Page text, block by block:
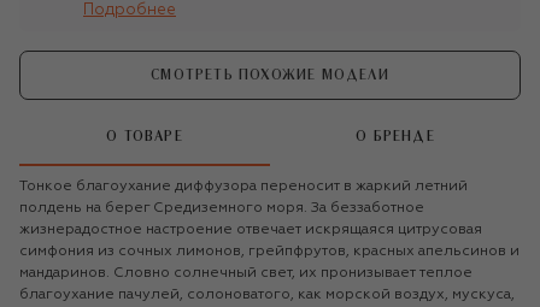
Подробнее
СМОТРЕТЬ ПОХОЖИЕ МОДЕЛИ
О ТОВАРЕ О БРЕНДЕ
Тонкое благоухание диффузора переносит в жаркий летний
полдень на берег Средиземного моря. За беззаботное
жизнерадостное настроение отвечает искрящаяся цитрусовая
симфония из сочных лимонов, грейпфрутов, красных апельсинов и
мандаринов. Словно солнечный свет, их пронизывает теплое
благоухание пачулей, солоноватого, как морской воздух, мускуса,